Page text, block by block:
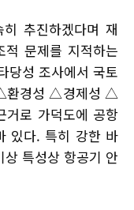
추진하겠다며 재
적 문제를 지적하는
당성 조사에서 국토
환경성 △경제성 △
로 가덕도에 공항
있다. 특히 강한 바
특성상 항공기 안